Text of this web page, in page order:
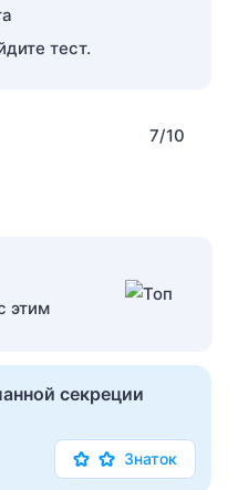
тест.
7/10
этим
секреции
Знаток